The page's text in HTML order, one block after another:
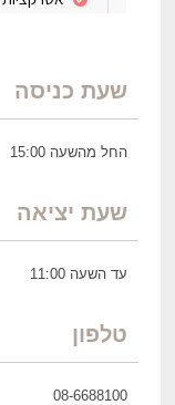
שעת כניסה
החל מהשעה 15:00
שעת יציאה
עד השעה 11:00
טלפון
08-6688100